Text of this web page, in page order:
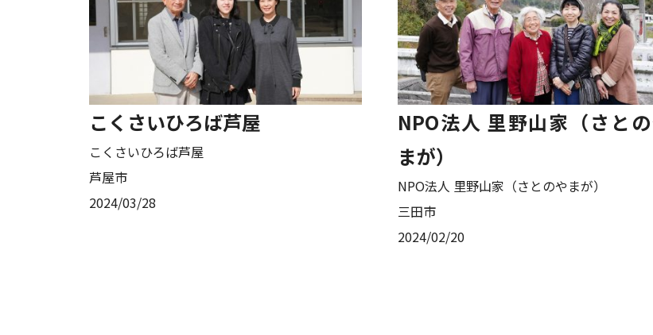
こくさいひろば芦屋
こくさいひろば芦屋
芦屋市
2024/03/28
NPO法人 里野山家（さと
まが）
NPO法人 里野山家（さとのやまが）
三田市
2024/02/20